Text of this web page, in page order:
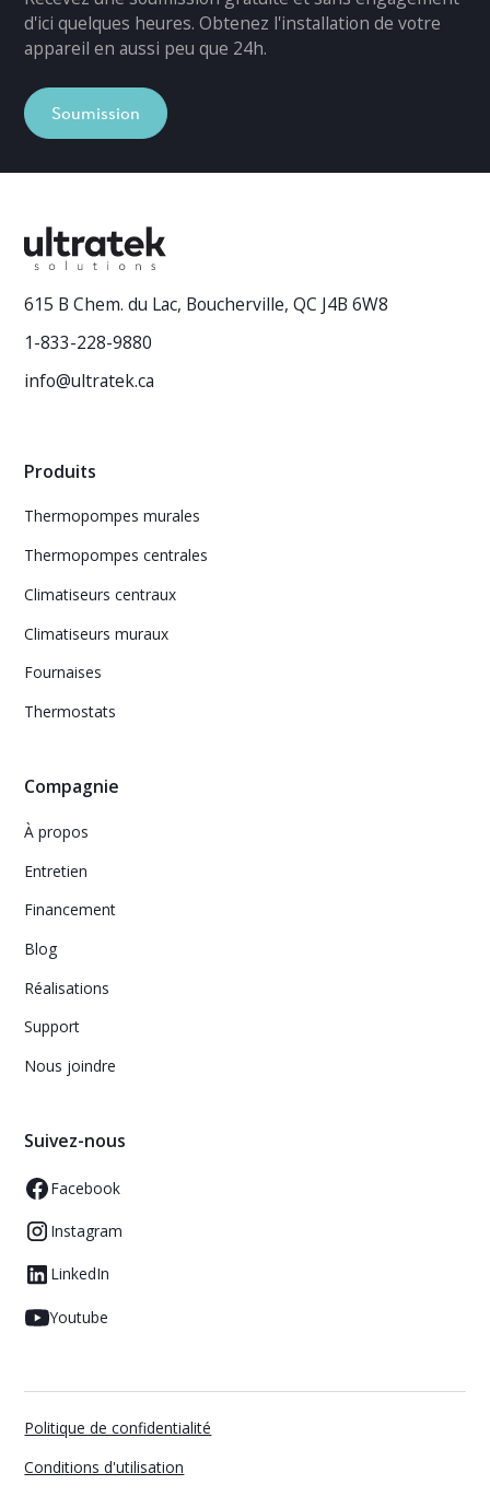
d'ici quelques heures. Obtenez l'installation de votre
appareil en aussi peu que 24h.
Soumission
615 B Chem. du Lac, Boucherville, QC J4B 6W8
1-833-228-9880
info@ultratek.ca
Produits
Thermopompes murales
Thermopompes centrales
Climatiseurs centraux
Climatiseurs muraux
Fournaises
Thermostats
Compagnie
À propos
Entretien
Financement
Blog
Réalisations
Support
Nous joindre
Suivez-nous
Facebook
Instagram
LinkedIn
Youtube
Politique de confidentialité
Conditions d'utilisation